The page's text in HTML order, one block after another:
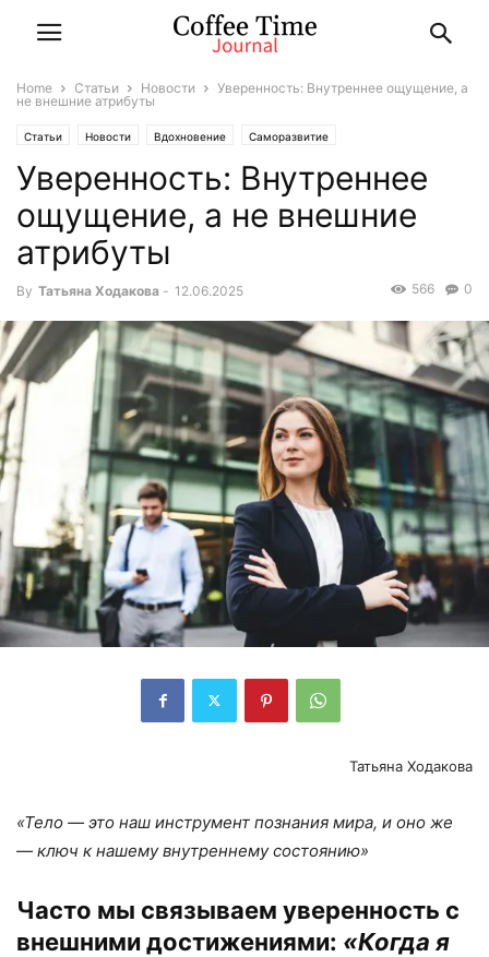
Home Статьи Новости
Уверенность: Внутреннее ощущение, а
не внешние атрибуты
Статьи Новости Вдохновение Саморазвитие
Уверенность: Внутреннее
ощущение, а не внешние
атрибуты
By Татьяна Ходакова - 12.06.2025 0
566
Татьяна Ходакова
«Тело — это наш инструмент познания мира, и оно же
— ключ к нашему внутреннему состоянию»
Часто мы связываем уверенность с
внешними достижениями: «Когда я